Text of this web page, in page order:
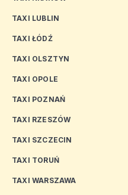
TAXI LUBLIN
TAXI ŁÓDŹ
TAXI OLSZTYN
TAXI OPOLE
TAXI POZNAŃ
TAXI RZESZÓW
TAXI SZCZECIN
TAXI TORUŃ
TAXI WARSZAWA